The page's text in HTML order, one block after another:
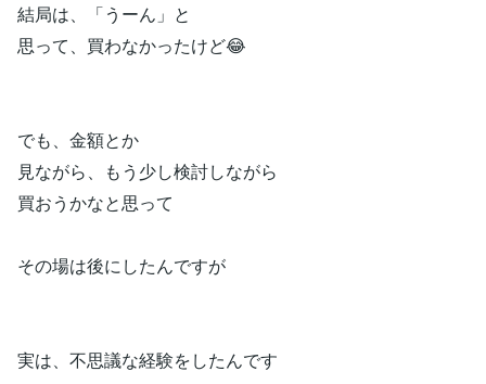
結局は、「うーん」と
思って、買わなかったけど😂
でも、金額とか
見ながら、もう少し検討しながら
買おうかなと思って
その場は後にしたんですが
実は、不思議な経験をしたんです